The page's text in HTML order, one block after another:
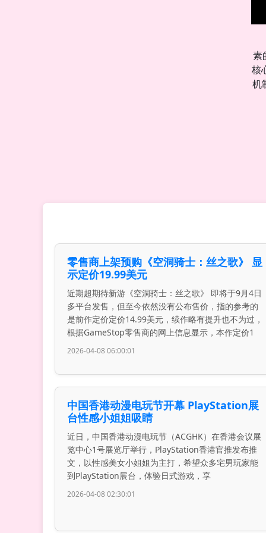
素
核
机
零售商上架预购《空洞骑士：丝之歌》 显
示定价19.99美元
近期超期待新游《空洞骑士：丝之歌》 即将于9月4日
多平台发售，但至今依然没有公布售价，指的参考的
是前作定价定价14.99美元，续作略有提升也不为过，
根据GameStop零售商的网上信息显示，本作定价1
2026-04-08 06:00:01
中国香港动漫电玩节开幕 PlayStation展
台性感小姐姐吸睛
近日，中国香港动漫电玩节（ACGHK）在香港会议展
览中心1号展览厅举行，PlayStation香港官推发布推
文，以性感美女小姐姐为主打，希望众多宅男玩家能
到PlayStation展台，体验日式游戏，享
2026-04-08 02:30:01